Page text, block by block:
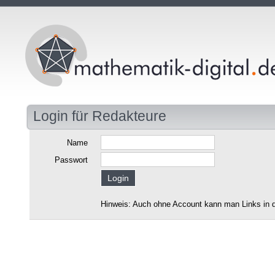
Login für Redakteure
Name
Passwort
Hinweis: Auch ohne Account kann man Links in